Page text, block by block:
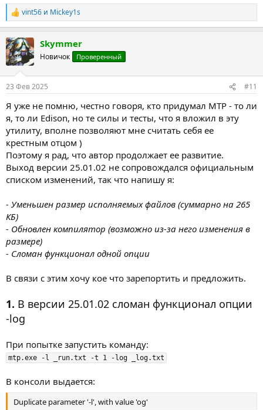
Р
е
к
ц
и
vint56 и Mickey1s
Skymmer
Новичок Проверенный
23 Фев 2025 #11
Я уже не помню, честно говоря, кто придумал MTP - то ли
я, то ли Edison, но те силы и тесты, что я вложил в эту
утилиту, вполне позволяют мне считать себя ее
крестным отцом )
Поэтому я рад, что автор продолжает ее развитие.
Выход версии 25.01.02 не сопровождался официальным
списком изменений, так что напишу я:
- Уменьшен размер исполняемых файлов (суммарно на 265
КБ)
- Обновлен компилятор (возможно из-за него изменения в
размере)
- Сломан функционал одной опции
В связи с этим хочу кое что зарепортить и предложить.
1. В версии 25.01.02 сломан функционал опции
-log
При попытке запустить команду:
mtp.exe -l _run.txt -t 1 -log _log.txt
В консоли выдается:
Duplicate parameter '-l', with value 'og'